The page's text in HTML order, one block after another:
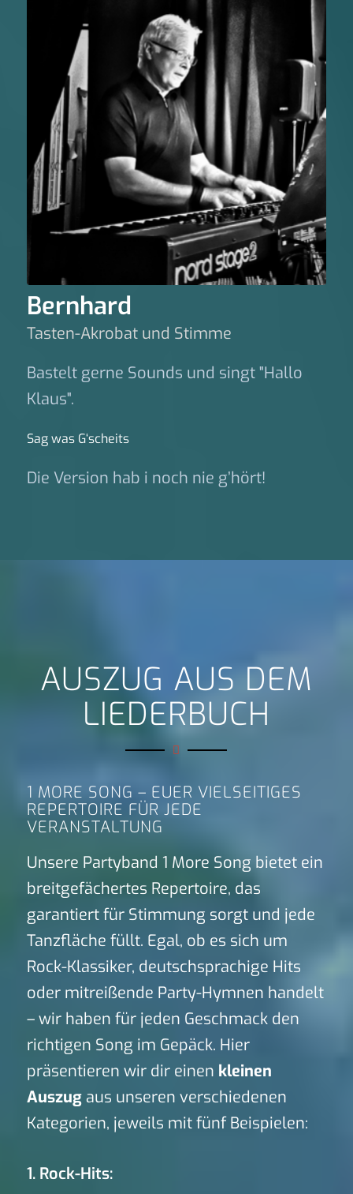
Bernhard
Tasten-Akrobat und Stimme
Bastelt gerne Sounds und singt "Hallo
Klaus".
Sag was G‘scheits
Die Version hab i noch nie g’hört!
AUSZUG AUS DEM
LIEDERBUCH
1 MORE SONG – EUER VIELSEITIGES
REPERTOIRE FÜR JEDE
VERANSTALTUNG
Unsere Partyband 1 More Song bietet ein
breitgefächertes Repertoire, das
garantiert für Stimmung sorgt und jede
Tanzfläche füllt. Egal, ob es sich um
Rock-Klassiker, deutschsprachige Hits
oder mitreißende Party-Hymnen handelt
– wir haben für jeden Geschmack den
richtigen Song im Gepäck. Hier
präsentieren wir dir einen kleinen
Auszugaus unseren verschiedenen
Kategorien, jeweils mit fünf Beispielen:
1. Rock-Hits: